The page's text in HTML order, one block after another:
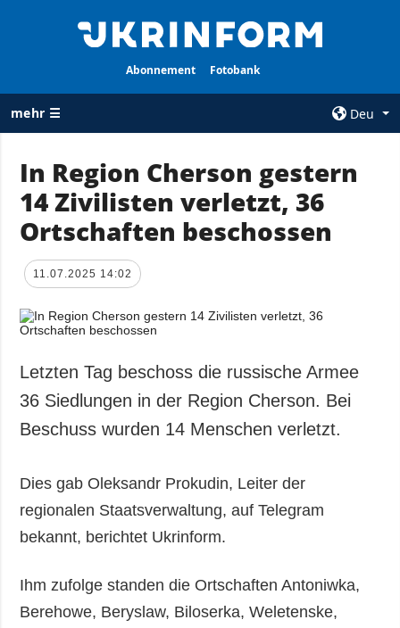
Abonnement Fotobank
mehr ☰
Deu
ALLE
RUBRIKEN
Krieg
Wiederaufbau
Politik
Militär
Gesellschaft und
Kultur
Kriminalität
Notstand und
Notfälle
AGENTUR
Über uns
Politik zur
personenbezogener
Daten
Veröffentlichungen
In Region Cherson gestern
14 Zivilisten verletzt, 36
Ortschaften beschossen
11.07.2025 14:02
Letzten Tag beschoss die russische Armee
36 Siedlungen in der Region Cherson. Bei
Beschuss wurden 14 Menschen verletzt.
Dies gab Oleksandr Prokudin, Leiter der
regionalen Staatsverwaltung, auf Telegram
bekannt, berichtet Ukrinform.
Ihm zufolge standen die Ortschaften Antoniwka,
Berehowe, Beryslaw, Biloserka, Weletenske,